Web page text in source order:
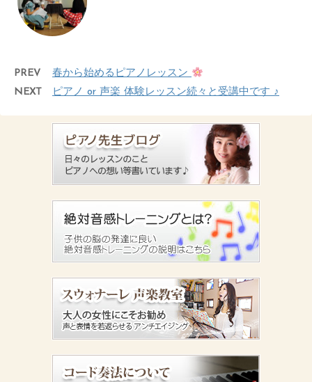
PREV
春から始めるピアノレッスン
NEXT
ピアノ or 声楽 体験レッスン続々と受講中です ♪